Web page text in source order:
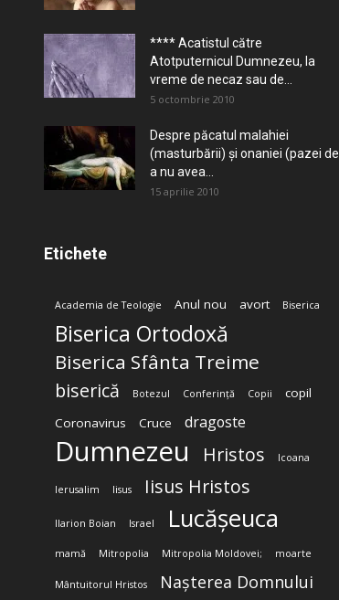
**** Acatistul către
Atotputernicul Dumnezeu, la
vreme de necaz sau de...
5 octombrie 2010
Despre păcatul malahiei
(masturbării) şi onaniei (pazei de
a nu avea...
15 aprilie 2010
Etichete
Academia de Teologie Anul nou avort Biserica
Biserica Ortodoxă
Biserica Sfânta Treime
biserică Botezul Conferință Copii
copil
Coronavirus
Cruce dragoste
Dumnezeu Hristos Icoana
Ierusalim Iisus Iisus Hristos
Ilarion Boian Israel Lucășeuca
mamă Mitropolia Mitropolia Moldovei; moarte
Mântuitorul Hristos Nașterea Domnului